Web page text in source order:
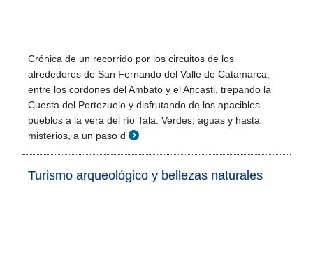
Crónica de un recorrido por los circuitos de los
alrededores de San Fernando del Valle de Catamarca,
entre los cordones del Ambato y el Ancasti, trepando la
Cuesta del Portezuelo y disfrutando de los apacibles
pueblos a la vera del río Tala. Verdes, aguas y hasta
misterios, a un paso d
Turismo arqueológico y bellezas naturales